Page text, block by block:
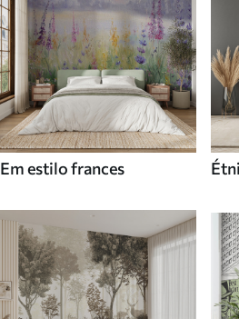
Em estilo frances